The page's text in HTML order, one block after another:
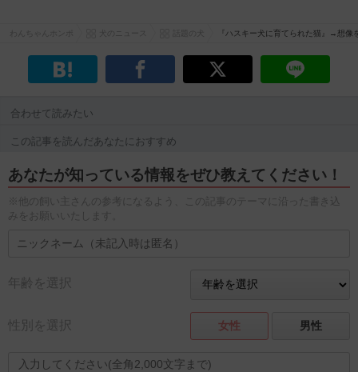
『ハスキー犬に育てられた猫』→想
合わせて読みたい
この記事を読んだあなたにおすすめ
あなたが知っている情報をぜひ教えてください！
※他の飼い主さんの参考になるよう、この記事のテーマに沿った書き込
みをお願いいたします。
年齢を選択
性別を選択 女性 男性